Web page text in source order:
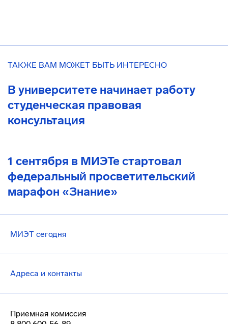
ТАКЖЕ ВАМ МОЖЕТ БЫТЬ ИНТЕРЕСНО
В университете начинает работу
студенческая правовая
консультация
1 сентября в МИЭТе стартовал
федеральный просветительский
марафон «Знание»
МИЭТ сегодня
Адреса и контакты
Приемная комиссия